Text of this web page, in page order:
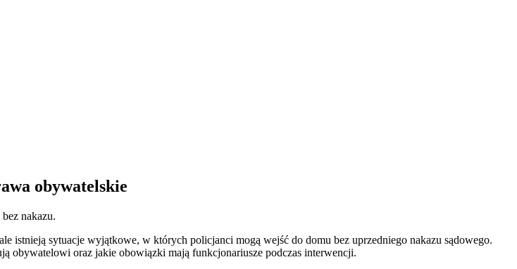
obywatelskie
bez nakazu.
istnieją sytuacje wyjątkowe, w których policjanci mogą wejść do domu bez uprzedniego nakazu sądowego.
obywatelowi oraz jakie obowiązki mają funkcjonariusze podczas interwencji.